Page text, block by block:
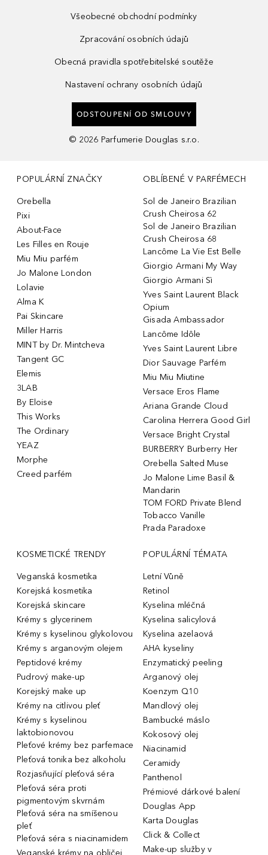
Všeobecné obchodní podmínky
Zpracování osobních údajů
Obecná pravidla spotřebitelské soutěže
Nastavení ochrany osobních údajů
ODSTOUPENÍ OD SMLOUVY
© 2026 Parfumerie Douglas s.r.o.
POPULÁRNÍ ZNAČKY
Orebella
Pixi
About-Face
Les Filles en Rouje
Miu Miu parfém
Jo Malone London
Lolavie
Alma K
Pai Skincare
Miller Harris
MINT by Dr. Mintcheva
Tangent GC
Elemis
3LAB
By Eloise
This Works
The Ordinary
YEAZ
Morphe
Creed parfém
OBLÍBENÉ V PARFÉMECH
Sol de Janeiro Brazilian
Crush Cheirosa 62
Sol de Janeiro Brazilian
Crush Cheirosa 68
Lancôme La Vie Est Belle
Giorgio Armani My Way
Giorgio Armani Sì
Yves Saint Laurent Black
Opium
Gisada Ambassador
Lancôme Idôle
Yves Saint Laurent Libre
Dior Sauvage Parfém
Miu Miu Miutine
Versace Eros Flame
Ariana Grande Cloud
Carolina Herrera Good Girl
Versace Bright Crystal
BURBERRY Burberry Her
Orebella Salted Muse
Jo Malone Lime Basil &
Mandarin
TOM FORD Private Blend
Tobacco Vanille
Prada Paradoxe
KOSMETICKÉ TRENDY
Veganská kosmetika
Korejská kosmetika
Korejská skincare
Krémy s glycerinem
Krémy s kyselinou glykolovou
Krémy s arganovým olejem
Peptidové krémy
Pudrový make-up
Korejský make up
Krémy na citlivou pleť
Krémy s kyselinou
laktobionovou
Pleťové krémy bez parfemace
Pleťová tonika bez alkoholu
Rozjasňující pleťová séra
Pleťová séra proti
pigmentovým skvrnám
Pleťová séra na smíšenou
pleť
Pleťová séra s niacinamidem
Veganské krémy na obličej
POPULÁRNÍ TÉMATA
Letní Vůně
Retinol
Kyselina mléčná
Kyselina salicylová
Kyselina azelaová
AHA kyseliny
Enzymatický peeling
Arganový olej
Koenzym Q10
Mandlový olej
Bambucké máslo
Kokosový olej
Niacinamid
Ceramidy
Panthenol
Prémiové dárkové balení
Douglas App
Karta Douglas
Click & Collect
Make-up služby v